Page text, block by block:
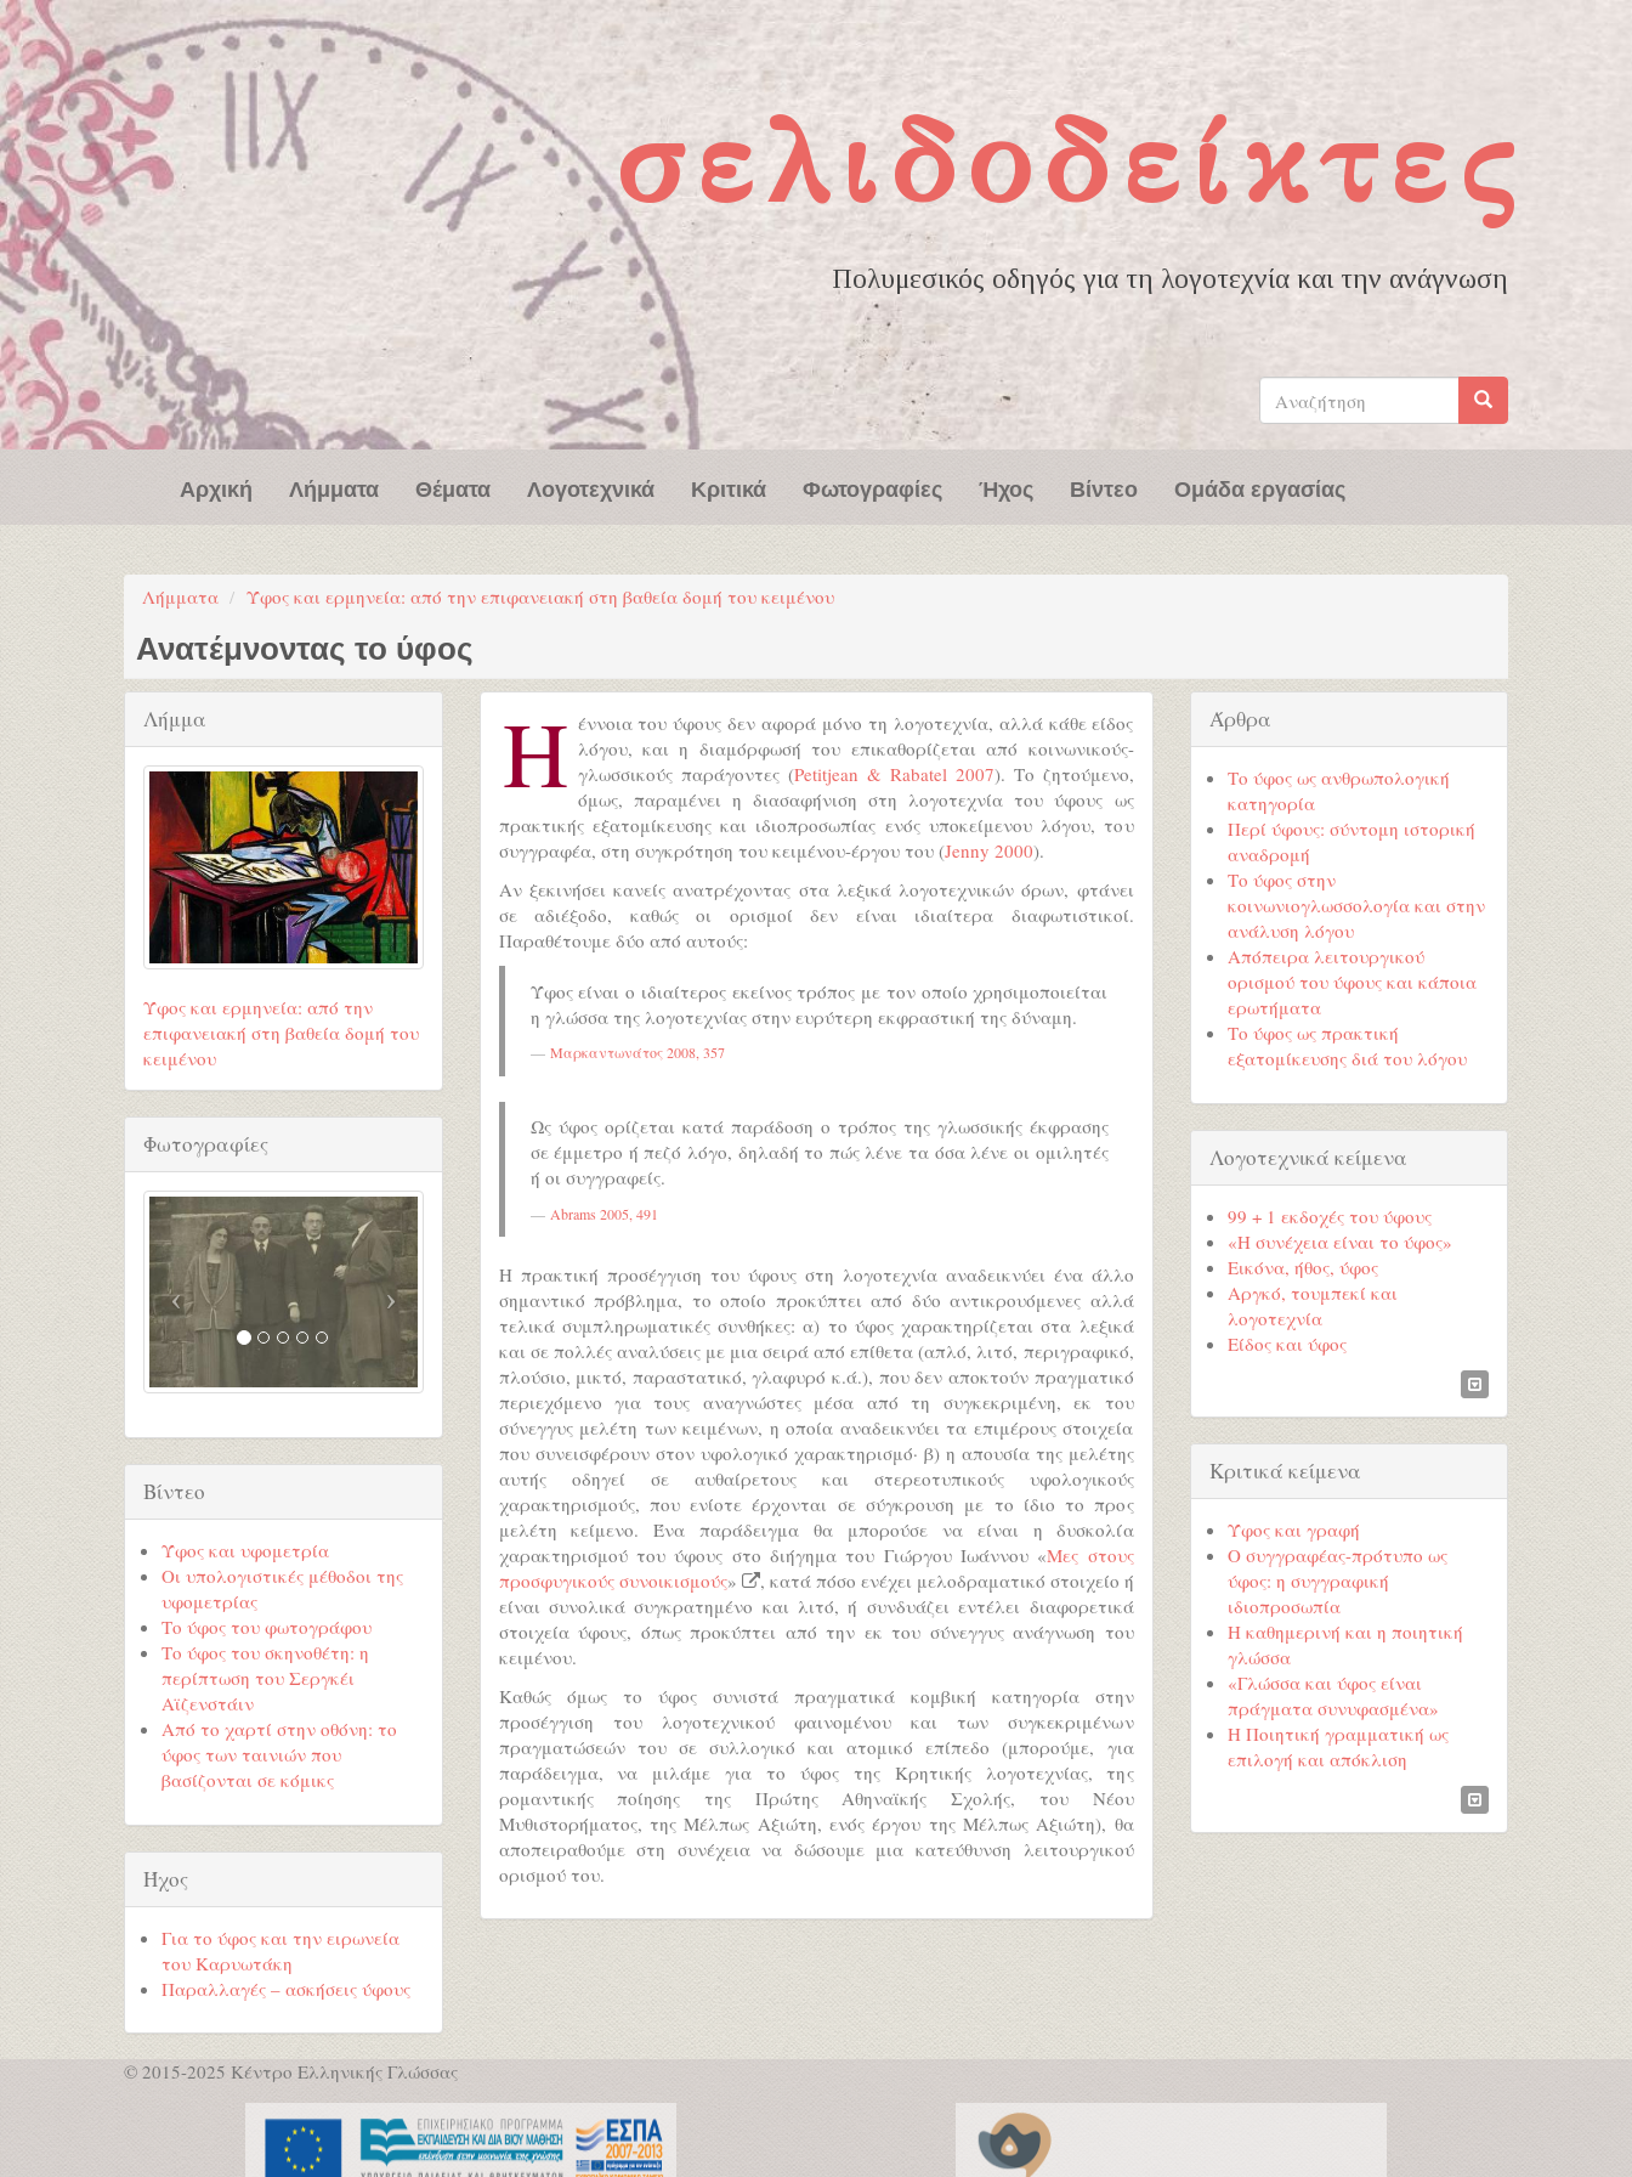
Παράκαμψη προς το κυρίως περιεχόμενο
σελιδοδείκτες
Πολυμεσικός οδηγός για τη λογοτεχνία και την ανάγνωση
Φόρμα
αναζήτησης
Αναζήτηση
Αρχική Λήμματα Θέματα Λογοτεχνικά Κριτικά Φωτογραφίες Ήχος Βίντεο Ομάδα εργασίας
Λήμματα Ύφος και ερμηνεία: από την επιφανειακή στη βαθεία δομή του κειμένου
Ανατέμνοντας το ύφος
Η έννοια του ύφους δεν αφορά μόνο τη λογοτεχνία, αλλά κάθε είδος
λόγου, και η διαμόρφωσή του επικαθορίζεται από κοινωνικούς-
γλωσσικούς παράγοντες (Petitjean & Rabatel 2007). Το ζητούμενο,
όμως, παραμένει η διασαφήνιση στη λογοτεχνία του ύφους ως
πρακτικής εξατομίκευσης και ιδιοπροσωπίας ενός υποκείμενου λόγου, του
συγγραφέα, στη συγκρότηση του κειμένου-έργου του (Jenny 2000).
Αν ξεκινήσει κανείς ανατρέχοντας στα λεξικά λογοτεχνικών όρων, φτάνει
σε αδιέξοδο, καθώς οι ορισμοί δεν είναι ιδιαίτερα διαφωτιστικοί.
Παραθέτουμε δύο από αυτούς:
Ύφος είναι ο ιδιαίτερος εκείνος τρόπος με τον οποίο χρησιμοποιείται
η γλώσσα της λογοτεχνίας στην ευρύτερη εκφραστική της δύναμη.
Μαρκαντωνάτος 2008, 357
Ως ύφος ορίζεται κατά παράδοση ο τρόπος της γλωσσικής έκφρασης
σε έμμετρο ή πεζό λόγο, δηλαδή το πώς λένε τα όσα λένε οι ομιλητές
ή οι συγγραφείς.
Abrams 2005, 491
Η πρακτική προσέγγιση του ύφους στη λογοτεχνία αναδεικνύει ένα άλλο
σημαντικό πρόβλημα, το οποίο προκύπτει από δύο αντικρουόμενες αλλά
τελικά συμπληρωματικές συνθήκες: α) το ύφος χαρακτηρίζεται στα λεξικά
και σε πολλές αναλύσεις με μια σειρά από επίθετα (απλό, λιτό, περιγραφικό,
πλούσιο, μικτό, παραστατικό, γλαφυρό κ.ά.), που δεν αποκτούν πραγματικό
περιεχόμενο για τους αναγνώστες μέσα από τη συγκεκριμένη, εκ του
σύνεγγυς μελέτη των κειμένων, η οποία αναδεικνύει τα επιμέρους στοιχεία
που συνεισφέρουν στον υφολογικό χαρακτηρισμό· β) η απουσία της μελέτης
αυτής οδηγεί σε αυθαίρετους και στερεοτυπικούς υφολογικούς
χαρακτηρισμούς, που ενίοτε έρχονται σε σύγκρουση με το ίδιο το προς
μελέτη κείμενο. Ένα παράδειγμα θα μπορούσε να είναι η δυσκολία
χαρακτηρισμού του ύφους στο διήγημα του Γιώργου Ιωάννου «Μες στους
προσφυγικούς συνοικισμούς»
, κατά πόσο ενέχει μελοδραματικό στοιχείο ή
είναι συνολικά συγκρατημένο και λιτό, ή συνδυάζει εντέλει διαφορετικά
στοιχεία ύφους, όπως προκύπτει από την εκ του σύνεγγυς ανάγνωση του
κειμένου.
Καθώς όμως το ύφος συνιστά πραγματικά κομβική κατηγορία στην
προσέγγιση του λογοτεχνικού φαινομένου και των συγκεκριμένων
πραγματώσεών του σε συλλογικό και ατομικό επίπεδο (μπορούμε, για
παράδειγμα, να μιλάμε για το ύφος της Κρητικής λογοτεχνίας, της
ρομαντικής ποίησης της Πρώτης Αθηναϊκής Σχολής, του Νέου
Μυθιστορήματος, της Μέλπως Αξιώτη, ενός έργου της Μέλπως Αξιώτη), θα
αποπειραθούμε στη συνέχεια να δώσουμε μια κατεύθυνση λειτουργικού
ορισμού του.
Λήμμα
Ύφος και ερμηνεία: από την
επιφανειακή στη βαθεία δομή του
κειμένου
Φωτογραφίες
Βίντεο
Ύφος και υφομετρία
Οι υπολογιστικές μέθοδοι της
υφομετρίας
Το ύφος του φωτογράφου
Το ύφος του σκηνοθέτη: η
περίπτωση του Σεργκέι
Αϊζενστάιν
Από το χαρτί στην οθόνη: το
ύφος των ταινιών που
βασίζονται σε κόμικς
Ήχος
Για το ύφος και την ειρωνεία
του Καρυωτάκη
Παραλλαγές – ασκήσεις ύφους
Άρθρα
Το ύφος ως ανθρωπολογική
κατηγορία
Περί ύφους: σύντομη ιστορική
αναδρομή
Το ύφος στην
κοινωνιογλωσσολογία και στην
ανάλυση λόγου
Απόπειρα λειτουργικού
ορισμού του ύφους και κάποια
ερωτήματα
Το ύφος ως πρακτική
εξατομίκευσης διά του λόγου
Λογοτεχνικά κείμενα
99 + 1 εκδοχές του ύφους
«Η συνέχεια είναι το ύφος»
Εικόνα, ήθος, ύφος
Αργκό, τουμπεκί και
λογοτεχνία
Είδος και ύφος
Κριτικά κείμενα
Ύφος και γραφή
Ο συγγραφέας-πρότυπο ως
ύφος: η συγγραφική
ιδιοπροσωπία
Η καθημερινή και η ποιητική
γλώσσα
«Γλώσσα και ύφος είναι
πράγματα συνυφασμένα»
Η Ποιητική γραμματική ως
επιλογή και απόκλιση
© 2015-2025 Κέντρο Ελληνικής Γλώσσας